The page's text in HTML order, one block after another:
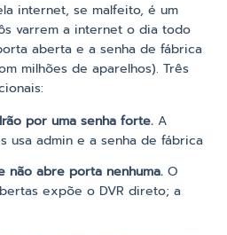
internet, se malfeito, é um
varrem a internet o dia todo
aberta e a senha de fábrica
milhões de aparelhos). Três
por uma senha forte. A
usa admin e a senha de fábrica
não abre porta nenhuma. O
expõe o DVR direto; a